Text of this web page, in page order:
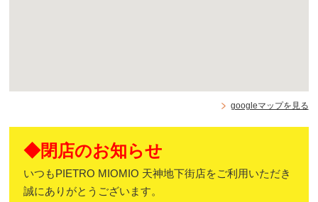
googleマップを見る
◆閉店のお知らせ
いつもPIETRO MIOMIO 天神地下街店をご利用いただき
誠にありがとうございます。